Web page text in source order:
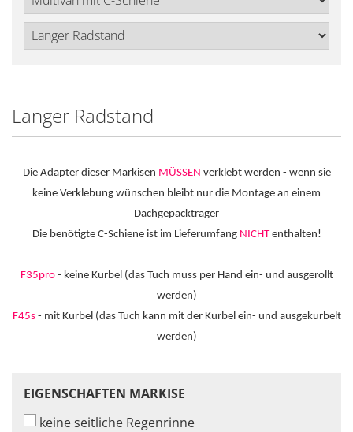
Langer Radstand
Die Adapter dieser Markisen MÜSSEN verklebt werden - wenn sie
keine Verklebung wünschen bleibt nur die Montage an einem
Dachgepäckträger
Die benötigte C-Schiene ist im Lieferumfang NICHTenthalten!
F35pro- keine Kurbel (das Tuch muss per Hand ein- und ausgerollt
werden)
F45s- mit Kurbel (das Tuch kann mit der Kurbel ein- und ausgekurbelt
werden)
EIGENSCHAFTEN
MARKISE
EIGENSCHAFTEN MARKISE
keine seitliche Regenrinne